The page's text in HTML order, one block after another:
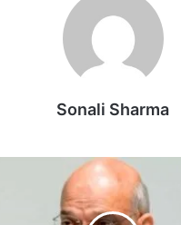
Sonali Sharma